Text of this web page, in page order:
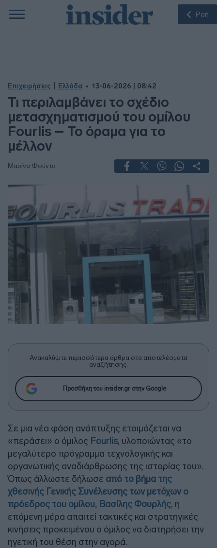
Ροή
Επιχειρήσεις Ελλάδα 13-06-2026 | 08:42
Τι περιλαμβάνει το σχέδιο
μετασχηματισμού του ομίλου
Fourlis – Το όραμα για το
μέλλον
Μαρίνα Φούντα
Ανακαλύψτε περισσότερα άρθρα στα αποτελέσματα
αναζήτησης.
Προσθήκη του insider.gr στην Google
Σε μια νέα φάση ανάπτυξης ετοιμάζεται να
«περάσει» ο όμιλος Fourlis, υλοποιώντας «το
μεγαλύτερο πρόγραμμα τεχνολογικής και
οργανωτικής αναδιάρθρωσης της ιστορίας του».
Όπως άλλωστε δήλωσε από το βήμα της
χθεσινής Γενικής Συνέλευσης των μετόχων ο
πρόεδρος του ομίλου, Βασίλης Φουρλής, η
επόμενη μέρα απαιτεί τακτικές και στρατηγικές
κινήσεις προκειμένου ο όμιλος να διατηρήσει την
ηγετική του θέση στην αγορά.